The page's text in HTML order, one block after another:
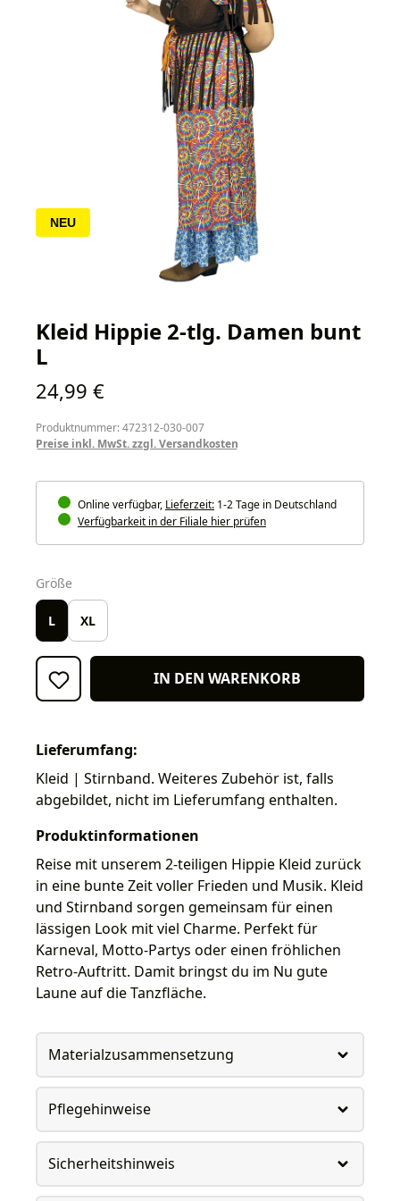
NEU
Kleid Hippie 2-tlg. Damen bunt
L
Regulärer Preis:
24,99 €
Produktnummer: 472312-030-007
Preise inkl. MwSt. zzgl. Versandkosten
Online verfügbar, Lieferzeit: 1-2 Tage in Deutschland
Verfügbarkeit in der Filiale hier prüfen
Größe
L XL
IN DEN WARENKORB
Lieferumfang:
Kleid | Stirnband. Weiteres Zubehör ist, falls
abgebildet, nicht im Lieferumfang enthalten.
Produktinformationen
Reise mit unserem 2-teiligen Hippie Kleid zurück
in eine bunte Zeit voller Frieden und Musik. Kleid
und Stirnband sorgen gemeinsam für einen
lässigen Look mit viel Charme. Perfekt für
Karneval, Motto-Partys oder einen fröhlichen
Retro-Auftritt. Damit bringst du im Nu gute
Laune auf die Tanzfläche.
Materialzusammensetzung
Pflegehinweise
Sicherheitshinweis